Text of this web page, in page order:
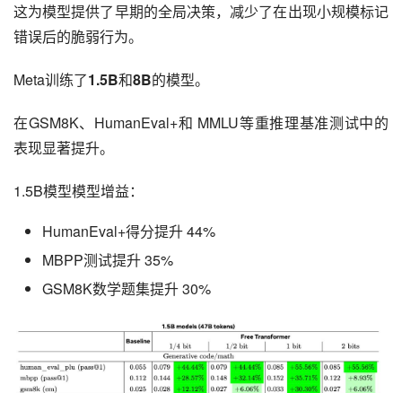
这为模型提供了早期的全局决策，减少了在出现小规模标记
错误后的脆弱行为。
Meta训练了1.5B和8B的模型。
在GSM8K、HumanEval+和 MMLU等重推理基准测试中的
表现显著提升。
1.5B模型模型增益：
HumanEval+得分提升 44%
MBPP测试提升 35%
GSM8K数学题集提升 30%